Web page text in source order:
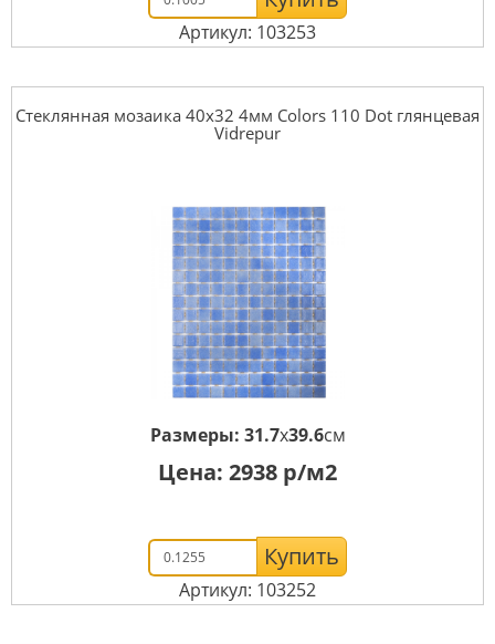
Артикул: 103253
Стеклянная мозаика 40x32 4мм Colors 110 Dot глянцевая
Vidrepur
Размеры: 31.7x39.6см
Цена: 2938 р/м2
Купить
Артикул: 103252